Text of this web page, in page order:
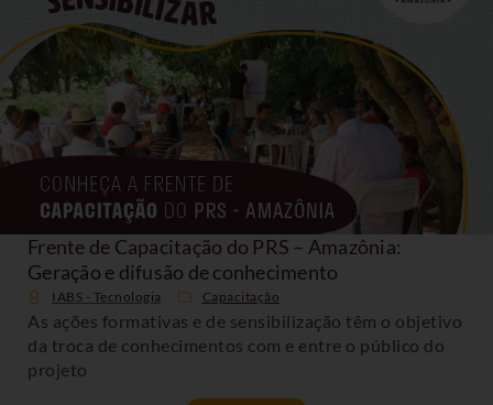
Frente de Capacitação do PRS – Amazônia:
Geração e difusão de conhecimento
IABS - Tecnologia Capacitação
As ações formativas e de sensibilização têm o objetivo
da troca de conhecimentos com e entre o público do
projeto